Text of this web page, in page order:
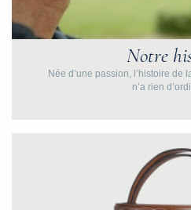
Notre
Née d’une passion, l’histoire de
n’a rien